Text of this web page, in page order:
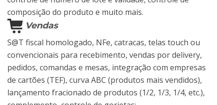
composição do produto e muito mais.
Vendas
S@T fiscal homologado, NFe, catracas, telas touch ou
convencionais para recebimento, vendas por delivery,
pedidos, comandas e mesas, integração com empresas
de cartões (TEF), curva ABC (produtos mais vendidos),
lançamento fracionado de produtos (1/2, 1/3, 1/4, etc.),